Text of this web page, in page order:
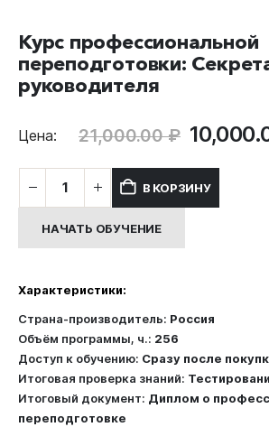
Курс профессиональной
переподготовки:
руководителя
Цена: 21,000.00₽
профессиональной
руководителя
В КОРЗИНУ
НАЧАТЬ ОБУЧЕНИЕ
Характеристики:
Страна-производитель: Россия
Объём программы, ч.: 256
Доступ к обучению: Сразу после
Итоговая проверка знаний:
Итоговый документ: Диплом о
переподготовке